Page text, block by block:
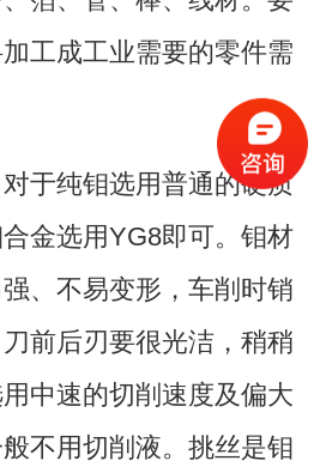
工成工业需要的零件需
于纯钼选用普通的硬质
金选用YG8即可。钼材
、不易变形，车削时销
前后刃要很光洁，稍稍
中速的切削速度及偏大
不用切削液。挑丝是钼